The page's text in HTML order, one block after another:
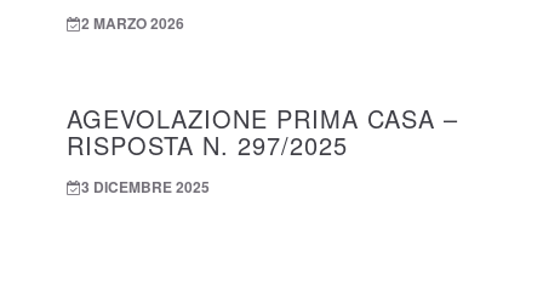
2 MARZO 2026
AGEVOLAZIONE PRIMA CASA –
RISPOSTA N. 297/2025
3 DICEMBRE 2025